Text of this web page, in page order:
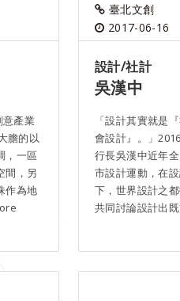
產業
膽的以
，一區
間，另
作為地
臺北文創
2017-06-16
設計/社計
吳漢中
「設計其實就是
會設計』。」
行長吳漢中近年
市設計運動，在
下，世界設計之
共同討論設計出